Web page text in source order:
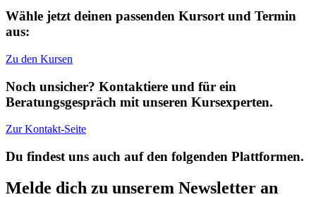
Wähle jetzt deinen passenden Kursort und Termin
aus:
Zu den Kursen
Noch unsicher? Kontaktiere und für ein
Beratungsgespräch mit unseren Kursexperten.
Zur Kontakt-Seite
Du findest uns auch auf den folgenden Plattformen.
Melde dich zu unserem Newsletter an